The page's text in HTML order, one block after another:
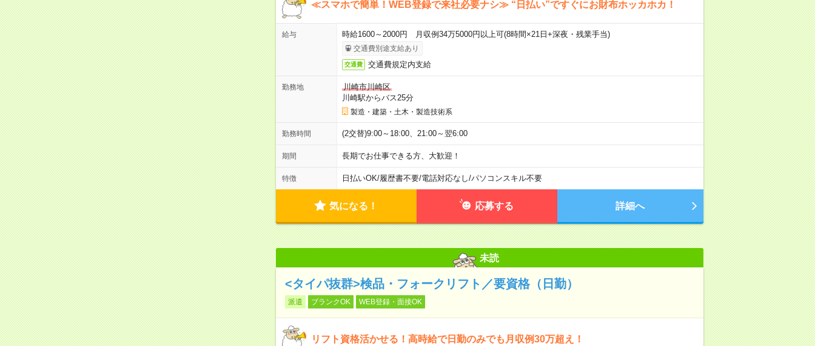
≪スマホで簡単！WEB登録で来社必要ナシ≫ “日払い”ですぐにお財布ホッカホカ！
給与 時給1600～2000円 月収例34万5000円以上可(8時間×21日+深夜・残業手当)
交通費別途支給あり
交通費 交通費規定内支給
勤務地
川崎市川崎区
川崎駅からバス25分
製造・建築・土木・製造技術系
勤務時間 (2交替)9:00～18:00、21:00～翌6:00
期間 長期でお仕事できる方、大歓迎！
特徴 日払いOK/履歴書不要/電話対応なし/パソコンスキル不要
気になる！ 応募する 詳細へ
未読
<タイパ抜群>検品・フォークリフト／要資格（日勤）
派遣 ブランクOK WEB登録・面接OK
リフト資格活かせる！高時給で日勤のみでも月収例30万超え！